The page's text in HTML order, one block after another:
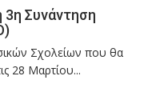
3η Συνάντηση
Σχολείων που θα
28 Μαρτίου...